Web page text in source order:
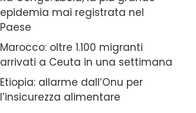
epidemia mai registrata nel
Paese
Marocco: oltre 1.100 migranti
arrivati a Ceuta in una settimana
Etiopia: allarme dall’Onu per
l’insicurezza alimentare